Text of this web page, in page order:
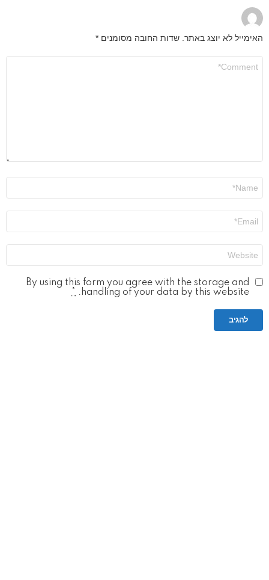
האימייל לא יוצג באתר. שדות החובה מסומנים *
שלך
By using this form you agree with the storage and
handling of your data by this website.